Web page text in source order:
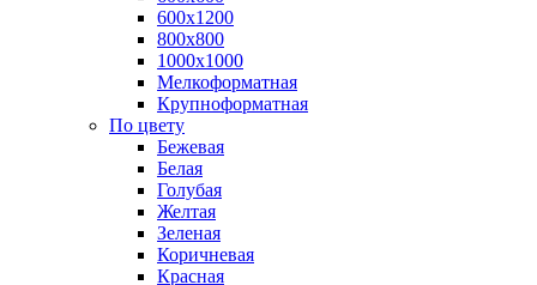
600х1200
800х800
1000х1000
Мелкоформатная
Крупноформатная
По цвету
Бежевая
Белая
Голубая
Желтая
Зеленая
Коричневая
Красная